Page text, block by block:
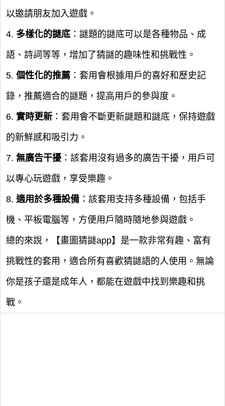
以邀請朋友加入遊戲。
4. 多樣化的謎底 ：謎題的謎底可以是各種物品、成
語、詩詞等等，增加了猜謎的趣味性和挑戰性。
5. 個性化的推薦 ：套用會根據用戶的喜好和歷史記
錄，推薦適合的謎題，提高用戶的參與度。
6. 實時更新 ：套用會不斷更新謎題和謎底，保持遊戲
的新鮮感和吸引力。
7. 無廣告干擾 ：該套用沒有過多的廣告干擾，用戶可
以專心玩遊戲，享受樂趣。
8. 適用於多種設備 ：該套用支持多種設備，包括手
機、平板電腦等，方便用戶隨時隨地參與遊戲。
總的來說，【畫圖猜謎app】是一款非常有趣、富有
挑戰性的套用，適合所有喜歡猜謎語的人使用。無論
你是孩子還是成年人，都能在遊戲中找到樂趣和挑
戰。